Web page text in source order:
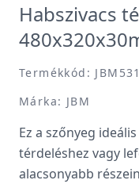
Habszivacs
Termékkód:
Márka: JBM
Ez a szőnyeg
térdeléshez vagy
alacsonyabb